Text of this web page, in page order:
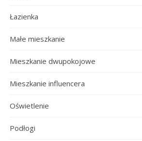
Łazienka
Małe mieszkanie
Mieszkanie dwupokojowe
Mieszkanie influencera
Oświetlenie
Podłogi